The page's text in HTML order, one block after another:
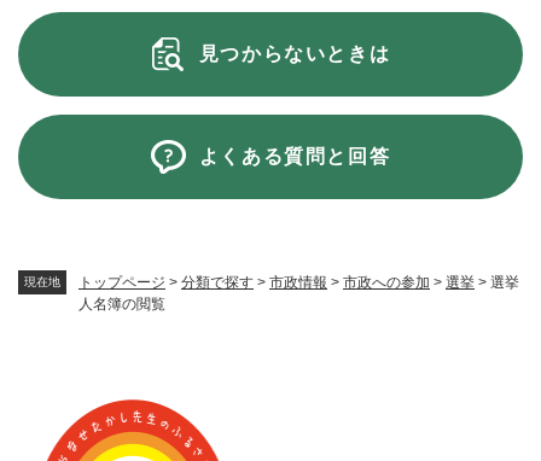
現在地 トップページ > 分類で探す > 市政情報 > 市政への参加 > 選挙 > 選挙
人名簿の閲覧
見つからないときは
よくある質問と回答